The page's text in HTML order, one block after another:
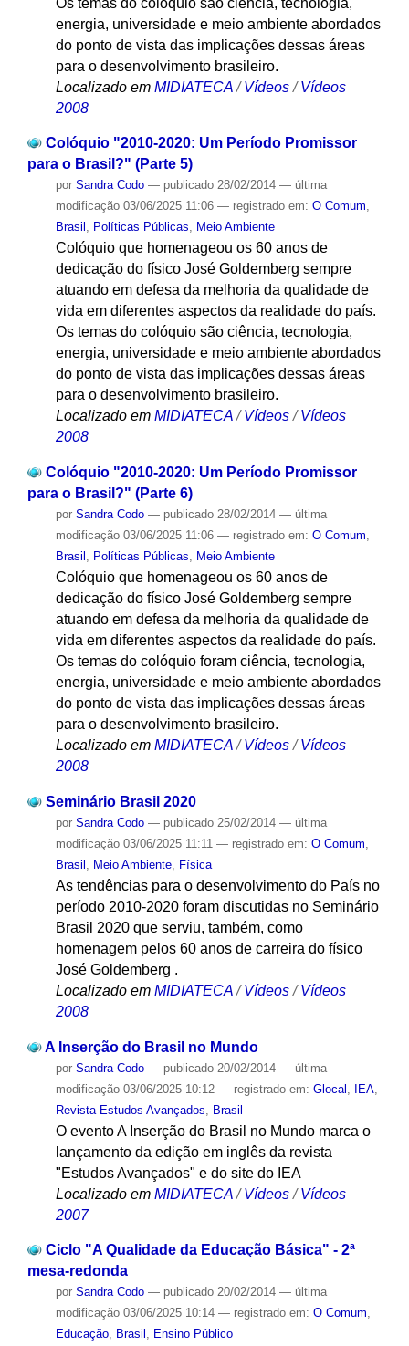
energia, universidade e meio ambiente abordados
do ponto de vista das implicações dessas áreas
para o desenvolvimento brasileiro.
Localizado em MIDIATECA /Vídeos /Vídeos
2008
Colóquio "2010-2020: Um Período Promissor
para o Brasil?" (Parte 5)
por Sandra Codo — publicado28/02/2014 — última
modificação03/06/2025 11:06 — registrado em: O Comum,
Brasil , Políticas Públicas, Meio Ambiente
Colóquio que homenageou os 60 anos de
dedicação do físico José Goldemberg sempre
atuando em defesa da melhoria da qualidade de
vida em diferentes aspectos da realidade do país.
Os temas do colóquio são ciência, tecnologia,
energia, universidade e meio ambiente abordados
do ponto de vista das implicações dessas áreas
para o desenvolvimento brasileiro.
Localizado em MIDIATECA / Vídeos / Vídeos
2008
Colóquio "2010-2020: Um Período Promissor
para o Brasil?" (Parte 6)
por Sandra Codo — publicado28/02/2014 — última
modificação03/06/2025 11:06 — registrado em: O Comum,
Brasil , Políticas Públicas, Meio Ambiente
Colóquio que homenageou os 60 anos de
dedicação do físico José Goldemberg sempre
atuando em defesa da melhoria da qualidade de
vida em diferentes aspectos da realidade do país.
Os temas do colóquio foram ciência, tecnologia,
energia, universidade e meio ambiente abordados
do ponto de vista das implicações dessas áreas
para o desenvolvimento brasileiro.
Localizado em MIDIATECA /Vídeos /Vídeos
2008
Seminário Brasil 2020
por Sandra Codo — publicado25/02/2014 — última
modificação03/06/2025 11:11 — registrado em: O Comum
Brasil
Meio Ambiente, Física
As tendências para o desenvolvimento do País no
período 2010-2020 foram discutidas no Seminário
Brasil 2020 que serviu, também, como
homenagem pelos 60 anos de carreira do físico
José Goldemberg .
Localizado em MIDIATECA /Vídeos /Vídeos
2008
A Inserção do Brasil no Mundo
por Sandra Codo — publicado20/02/2014 — última
modificação03/06/2025 10:12 — registrado em: Glocal IEA,
Revista Estudos Avançados
Brasil
O evento A Inserção do Brasil no Mundo marca o
lançamento da edição em inglês da revista
"Estudos Avançados" e do site do IEA
Localizado em MIDIATECA /Vídeos /Vídeos
2007
Ciclo "A Qualidade da Educação Básica" - 2ª
mesa-redonda
por Sandra Codo — publicado20/02/2014 — última
modificação03/06/2025 10:14 — registrado em: O Comum,
Educação, Brasil , Ensino Público